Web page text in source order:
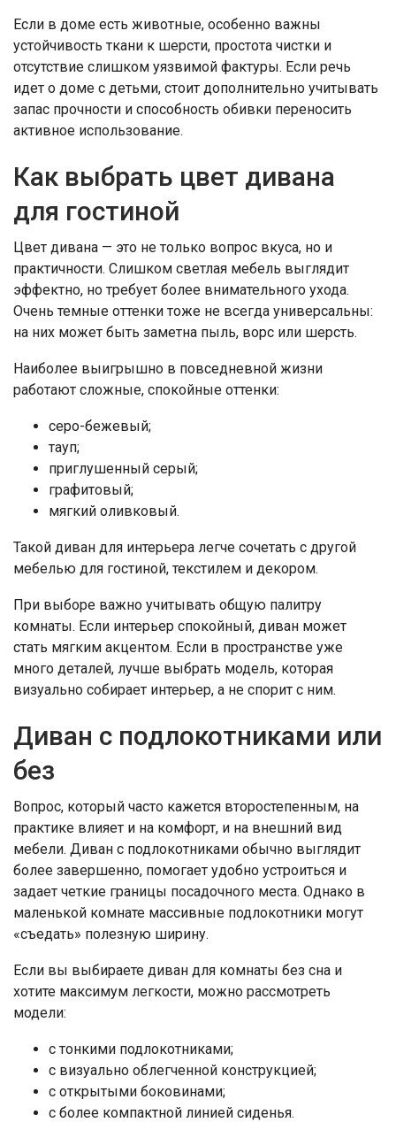
Если в доме есть животные, особенно важны
устойчивость ткани к шерсти, простота чистки и
отсутствие слишком уязвимой фактуры. Если речь
идет о доме с детьми, стоит дополнительно учитывать
запас прочности и способность обивки переносить
активное использование.
Как выбрать цвет дивана
для гостиной
Цвет дивана — это не только вопрос вкуса, но и
практичности. Слишком светлая мебель выглядит
эффектно, но требует более внимательного ухода.
Очень темные оттенки тоже не всегда универсальны:
на них может быть заметна пыль, ворс или шерсть.
Наиболее выигрышно в повседневной жизни
работают сложные, спокойные оттенки:
серо-бежевый;
тауп;
приглушенный серый;
графитовый;
мягкий оливковый.
Такой диван для интерьера легче сочетать с другой
мебелью для гостиной, текстилем и декором.
При выборе важно учитывать общую палитру
комнаты. Если интерьер спокойный, диван может
стать мягким акцентом. Если в пространстве уже
много деталей, лучше выбрать модель, которая
визуально собирает интерьер, а не спорит с ним.
Диван с подлокотниками или
без
Вопрос, который часто кажется второстепенным, на
практике влияет и на комфорт, и на внешний вид
мебели. Диван с подлокотниками обычно выглядит
более завершенно, помогает удобно устроиться и
задает четкие границы посадочного места. Однако в
маленькой комнате массивные подлокотники могут
«съедать» полезную ширину.
Если вы выбираете диван для комнаты без сна и
хотите максимум легкости, можно рассмотреть
модели:
с тонкими подлокотниками;
с визуально облегченной конструкцией;
с открытыми боковинами;
с более компактной линией сиденья.